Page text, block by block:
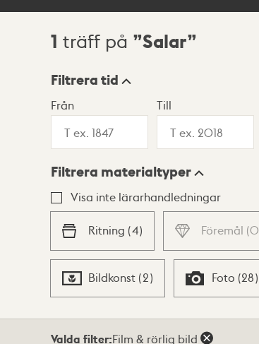
Sökresultat
1 träff på Salar
Visningsläge
Lista Karta
Filtrera tid
Från Till
Filtrera materialtyper
Visa inte lärarhandledningar
Ritning (4) Föremål (0
Bildkonst (2) Foto (28)
Valda filter:Film & rörlig bild